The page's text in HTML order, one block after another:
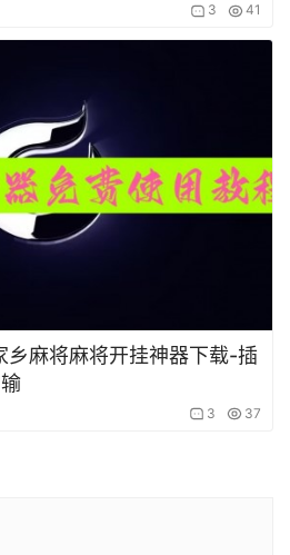
3 41
乡麻将麻将开挂神器下载-插
3 37